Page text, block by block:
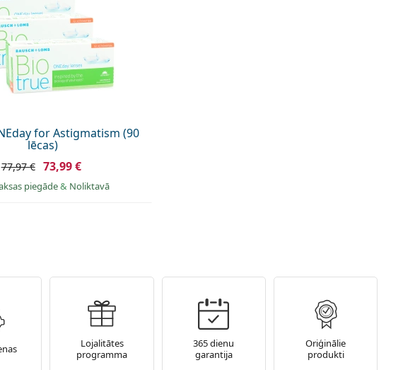
for Astigmatism (90
lēcas)
77,97 € 73,99 €
piegāde& Noliktavā
Lojalitātes
programma
365 dienu
garantija
Oriģinālie
produkti